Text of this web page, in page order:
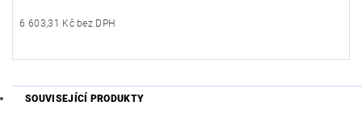
6 603,31 Kč bez DPH
SOUVISEJÍCÍ PRODUKTY